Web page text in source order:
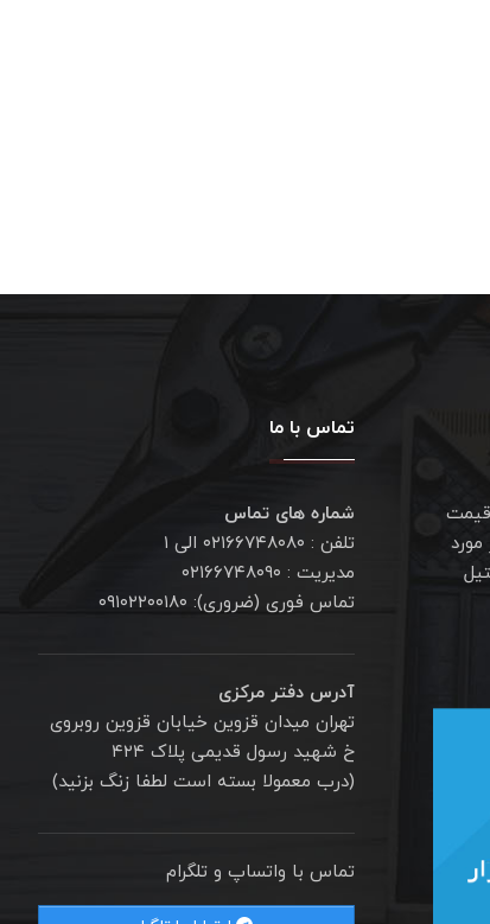
قیمت
تماس با ما
شماره های تماس
تلفن : ۰۲۱۶۶۷۴۸۰۸۰ الی ۱
مدیریت : ۰۲۱۶۶۷۴۸۰۹۰
تماس فوری (ضروری): ۰۹۱۰۲۲۰۰۱۸۰
آدرس دفتر مرکزی
تهران میدان قزوین خیابان قزوین روبروی
خ شهید رسول قدیمی پلاک ۴۲۴
(درب معمولا بسته است لطفا زنگ بزنید)
تماس با واتساپ و تلگرام